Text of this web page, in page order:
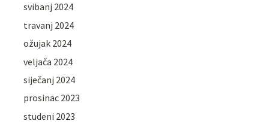
svibanj 2024
travanj 2024
ožujak 2024
veljača 2024
siječanj 2024
prosinac 2023
studeni 2023